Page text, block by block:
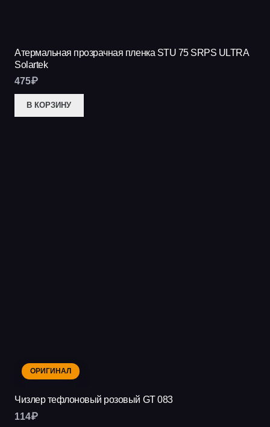
Атермальная прозрачная пленка STU 75 SRPS ULTRA
Solartek
475₽
В КОРЗИНУ
ОРИГИНАЛ
Чизлер тефлоновый розовый GT 083
114₽